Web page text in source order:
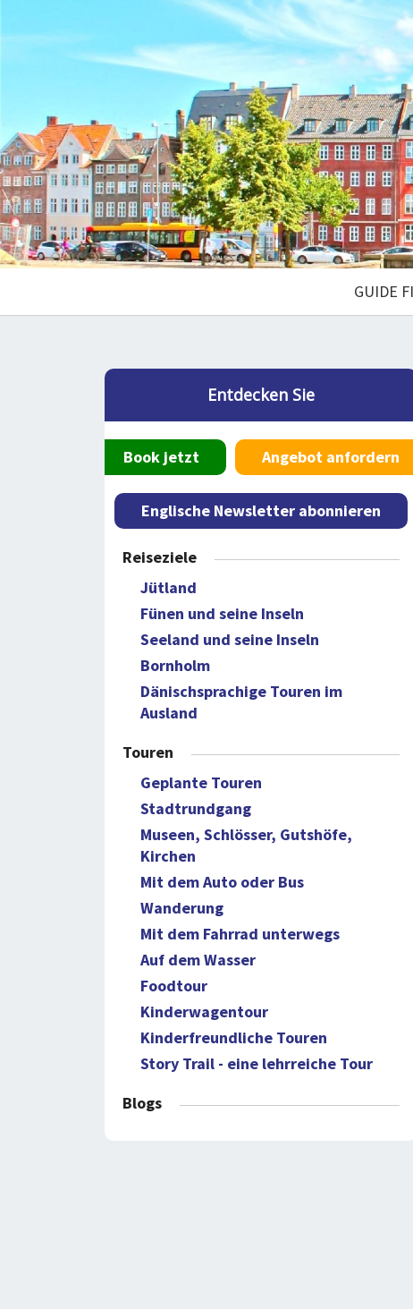
GUIDE
Entdecken Sie
Book jetzt Angebot anfordern
Englische Newsletter abonnieren
Reiseziele
Jütland
Fünen und seine Inseln
Seeland und seine Inseln
Bornholm
Dänischsprachige Touren im
Ausland
Touren
Geplante Touren
Stadtrundgang
Museen, Schlösser, Gutshöfe,
Kirchen
Mit dem Auto oder Bus
Wanderung
Mit dem Fahrrad unterwegs
Auf dem Wasser
Foodtour
Kinderwagentour
Kinderfreundliche Touren
Story Trail - eine lehrreiche Tour
Blogs